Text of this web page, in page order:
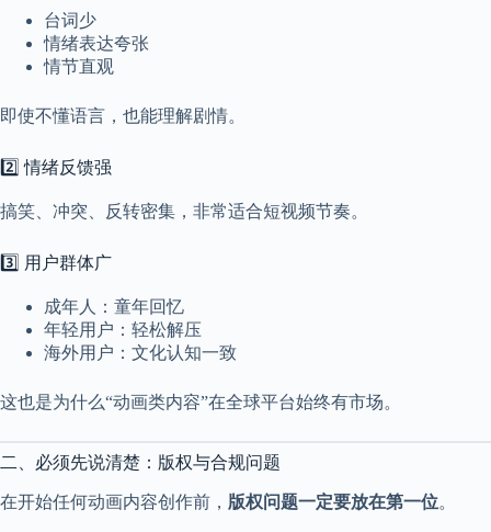
3
0
N
o
t
C
d
n
a
.
o
h
台词少
情绪表达夸张
情节直观
即使不懂语言，也能理解剧情。
2️⃣ 情绪反馈强
搞笑、冲突、反转密集，非常适合短视频节奏。
3️⃣ 用户群体广
成年人：童年回忆
年轻用户：轻松解压
海外用户：文化认知一致
这也是为什么“动画类内容”在全球平台始终有市场。
二、必须先说清楚：版权与合规问题
在开始任何动画内容创作前， 版权问题一定要放在第一位。